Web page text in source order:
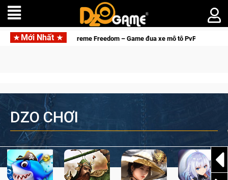
Mới Nhất
Trial Xtreme Freedom – Game đua xe mô tô PvP sở hữu vật lý
DZO CHƠI